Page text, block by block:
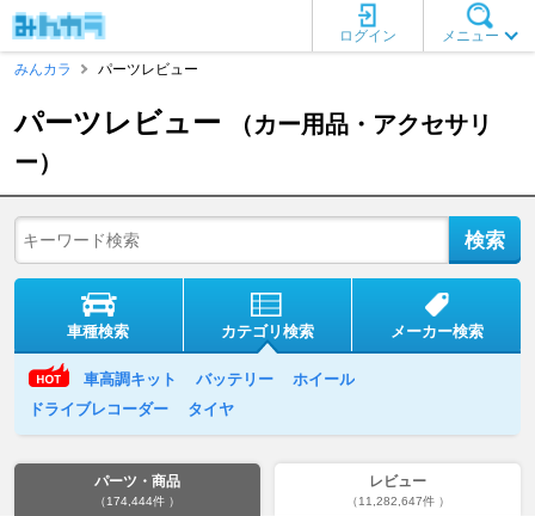
メニュー
ログイン
みんカラ
パーツレビュー
パーツレビュー
（カー用品・アクセサリ
ー）
車種検索 カテゴリ検索 メーカー検索
車高調キット バッテリー
ホイール
ドライブレコーダー
タイヤ
パーツ・商品
（174,444件 ）
レビュー
（11,282,647件 ）